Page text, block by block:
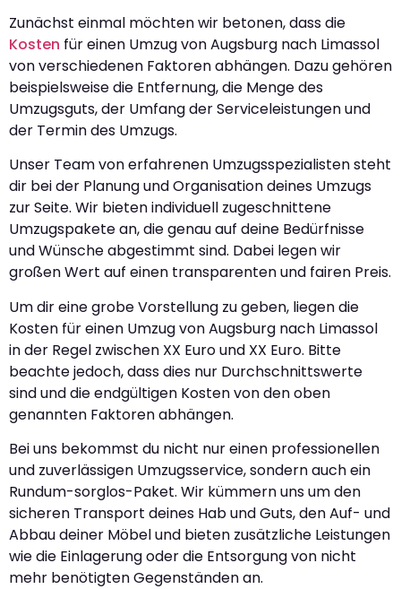
Zunächst einmal möchten wir betonen, dass die
Kosten für einen Umzug von Augsburg nach Limassol
von verschiedenen Faktoren abhängen. Dazu gehören
beispielsweise die Entfernung, die Menge des
Umzugsguts, der Umfang der Serviceleistungen und
der Termin des Umzugs.
Unser Team von erfahrenen Umzugsspezialisten steht
dir bei der Planung und Organisation deines Umzugs
zur Seite. Wir bieten individuell zugeschnittene
Umzugspakete an, die genau auf deine Bedürfnisse
und Wünsche abgestimmt sind. Dabei legen wir
großen Wert auf einen transparenten und fairen Preis.
Um dir eine grobe Vorstellung zu geben, liegen die
Kosten für einen Umzug von Augsburg nach Limassol
in der Regel zwischen XX Euro und XX Euro. Bitte
beachte jedoch, dass dies nur Durchschnittswerte
sind und die endgültigen Kosten von den oben
genannten Faktoren abhängen.
Bei uns bekommst du nicht nur einen professionellen
und zuverlässigen Umzugsservice, sondern auch ein
Rundum-sorglos-Paket. Wir kümmern uns um den
sicheren Transport deines Hab und Guts, den Auf- und
Abbau deiner Möbel und bieten zusätzliche Leistungen
wie die Einlagerung oder die Entsorgung von nicht
mehr benötigten Gegenständen an.